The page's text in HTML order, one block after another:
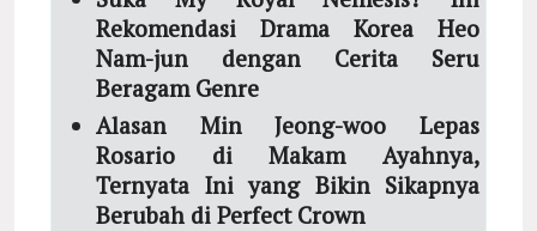
Rekomendasi Drama Korea Heo
Nam-jun dengan Cerita Seru
Beragam Genre
Alasan Min Jeong-woo Lepas
Rosario di Makam Ayahnya,
Ternyata Ini yang Bikin Sikapnya
Berubah di Perfect Crown